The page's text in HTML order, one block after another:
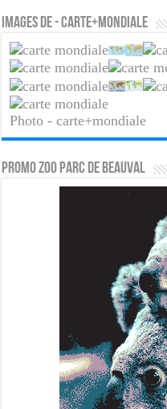
Images de - carte+mondiale
Photo - carte+mondiale
PROMO ZOO PARC DE BEAUVAL